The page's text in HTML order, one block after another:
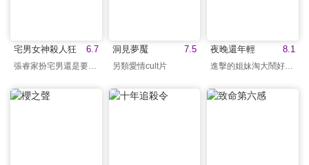
6.7
宅男女神殺人狂
張睿家扮宅男還是要露肉
7.5
洞見夢魘
另類愛情cult片
8.1
夜晚還年輕
進擊的姐妹淘大鬧好萊塢